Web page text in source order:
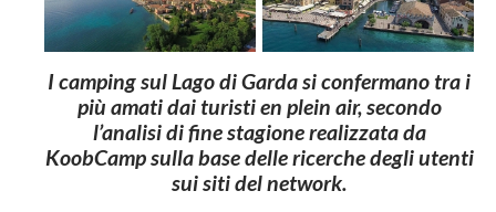
IcampingsulLagodiGardasiconfermano tra i
più amatidai turistien plein air,secondo
l’analisidifinestagione realizzata da
KoobCamp sulla base delle ricerche degli utenti
sui siti del network.